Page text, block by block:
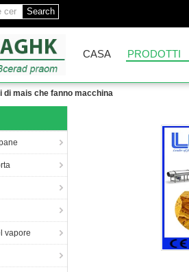
Search
CASA PRODOTTI
di mais che fanno macchina
vapore